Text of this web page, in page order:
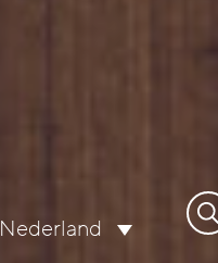
Nederland